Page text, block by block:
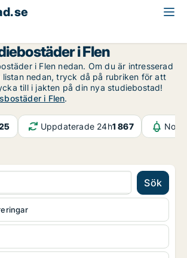
i Flen
i Flen nedan. Om du är intresserad
nedan, tryck då på rubriken för att
till i jakten på din nya studiebostad!
i Flen.
Uppdaterade 24h1 867
Sök